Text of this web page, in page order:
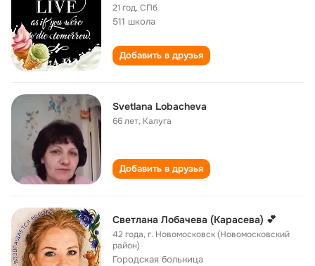
21 год,СПб
511 школа
Добавить в друзья
Svetlana Lobacheva
66 лет, Калуга
Добавить в друзья
Светлана Лобачева (Карасева) 💕
42 года,г. Новомосковск (Новомосковский
район)
Городская больница